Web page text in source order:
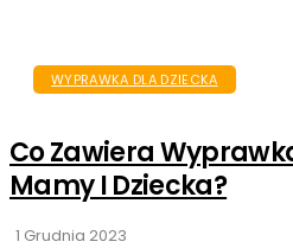
WYPRAWKA DLA DZIECKA
Co Zawiera
Mamy I Dziecka?
1 Grudnia 2023